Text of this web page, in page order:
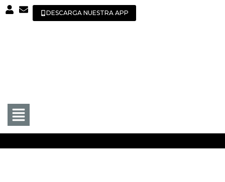
DESCARGA NUESTRA APP